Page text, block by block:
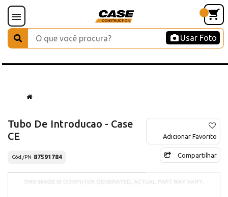
Usar Foto
Tubo De Introducao - Case
CE
Cód./PN 87591784
Adicionar Favorito
Compartilhar